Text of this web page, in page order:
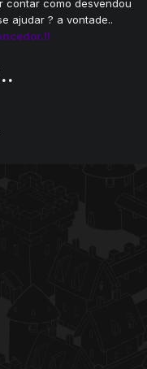
contar como desvendou
ajudar ? a vontade..